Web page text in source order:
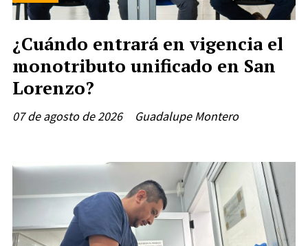
¿Cuándo entrará en vigencia el
monotributo unificado en San
Lorenzo?
Guadalupe Montero
07 de agosto de 2026